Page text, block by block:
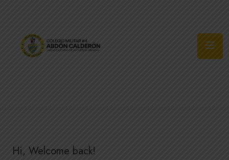
Hi, Welcome back!